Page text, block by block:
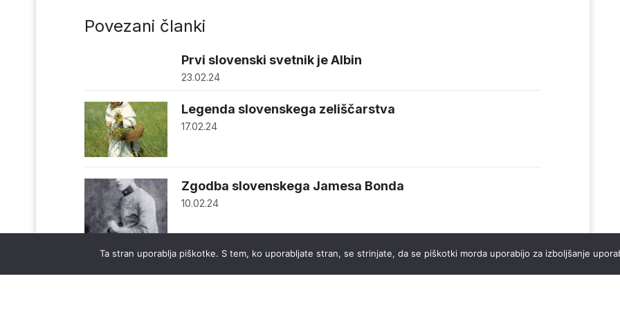
Povezani članki
Prvi slovenski svetnik je Albin
23.02.24
Legenda slovenskega zeliščarstva
17.02.24
Zgodba slovenskega Jamesa Bonda
10.02.24
Ta stran uporablja piškotke. S tem, ko uporabljate stran, se strinjate, da se piškotki morda uporabijo za izboljšanje